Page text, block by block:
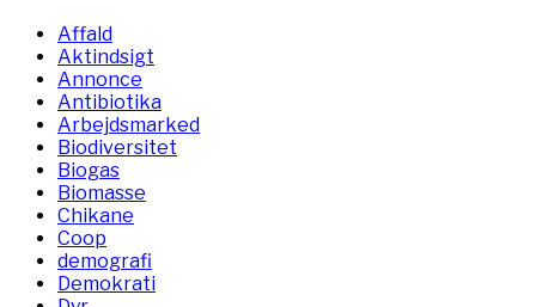
Affald
Aktindsigt
Annonce
Antibiotika
Arbejdsmarked
Biodiversitet
Biogas
Biomasse
Chikane
Coop
demografi
Demokrati